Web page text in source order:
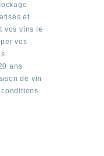
et
vos vins le
vos
ans
de vin